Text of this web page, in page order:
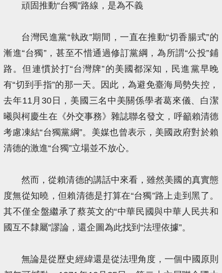
頑固推動“台獨”路線，是為不義
台灣民進黨“執政”期間，一直在推動“切香腸式”的
漸進“台獨”，甚至不惜通過修訂黨綱，為所謂“公投”鋪
路。但連慣於打“台灣牌”的美國都深知，民進黨早晚
有“切到手指”的那一天。因此，為避免臺海局勢失控，
去年11月30日，美國三名中美關係學者葛來儀、白潔
曦與柯慶生在《外交事務》雜誌聯名發文，呼籲賴清德
考慮凍結“台獨黨綱”。美媒也曾表示，美國政府對於賴
清德的激進“台獨”立場並不放心。
然而，從賴清德的講話中來看，雖然美國的真實態
度無從知曉，但賴清德是打算在“台獨”路上走到黑了。
其不僅全盤繼承了蔡英文的“中華民國與中華人民共和
國互不隸屬”謬論，還企圖為此找到“法理依據”。
無論是從歷史經緯還是從法理角度，一個中國原則